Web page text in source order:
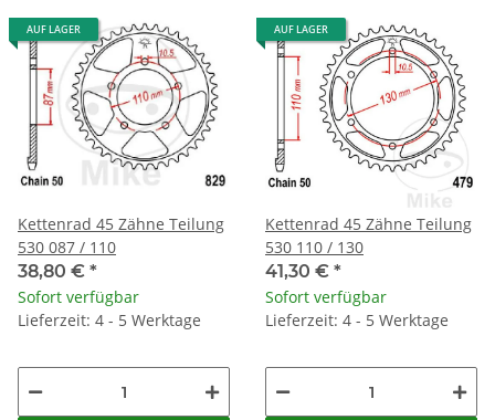
AUF LAGER
Kettenrad 45 Zähne Teilung
530 087 / 110
38,80 € *
Sofort verfügbar
Lieferzeit: 4 - 5 Werktage
AUF LAGER
Kettenrad 45 Zähne Teilung
530 110 / 130
41,30 € *
Sofort verfügbar
Lieferzeit: 4 - 5 Werktage